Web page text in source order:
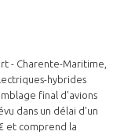
- Charente-Maritime,
hybrides
final d'avions
et comprend la